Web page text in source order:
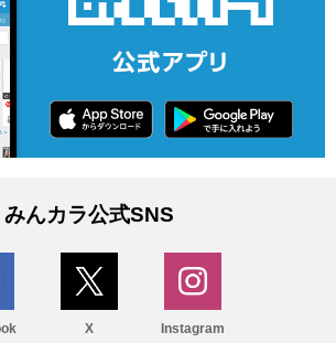
みんカラ公式SNS
X Instagram